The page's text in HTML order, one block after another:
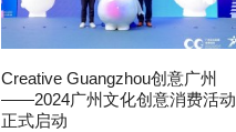
Creative Guangzhou创意广州
——2024广州文化创意消费活动
正式启动